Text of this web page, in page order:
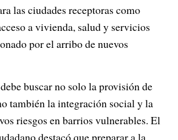
las ciudades receptoras como
a vivienda, salud y servicios
por el arribo de nuevos
buscar no solo la provisión de
también la integración social y la
riesgos en barrios vulnerables. El
destacó que preparar a la